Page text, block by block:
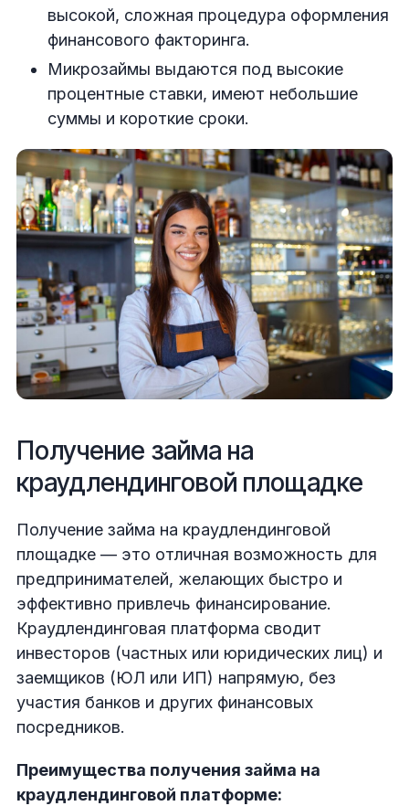
высокой, сложная процедура оформления
финансового факторинга.
Микрозаймы выдаются под высокие
процентные ставки, имеют небольшие
суммы и короткие сроки.
Получение займа на
краудлендинговой площадке
Получение займа на краудлендинговой
площадке — это отличная возможность для
предпринимателей, желающих быстро и
эффективно привлечь финансирование.
Краудлендинговая платформа сводит
инвесторов (частных или юридических лиц) и
заемщиков (ЮЛ или ИП) напрямую, без
участия банков и других финансовых
посредников.
Преимущества получения займа на
краудлендинговой платформе: